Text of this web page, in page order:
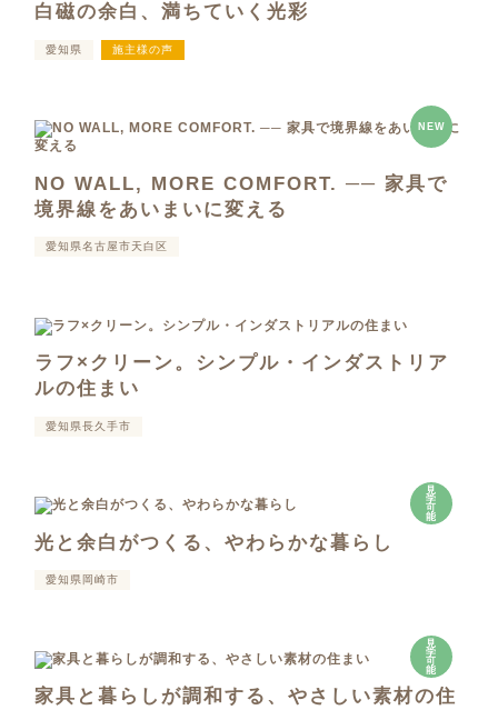
白磁の余白、満ちていく光彩
愛知県 施主様の声
NEW
NO WALL, MORE COMFORT. ── 家具で
境界線をあいまいに変える
愛知県名古屋市天白区
ラフ×クリーン。シンプル・インダストリア
ルの住まい
愛知県長久手市
見
学
可
能
光と余白がつくる、やわらかな暮らし
愛知県岡崎市
見
学
可
能
家具と暮らしが調和する、やさしい素材の住